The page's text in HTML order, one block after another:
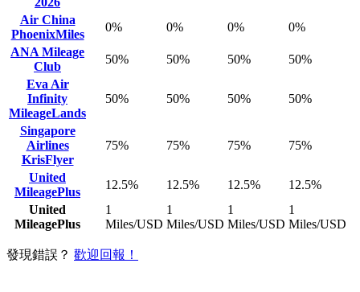
Air China
PhoenixMiles
0% 0% 0%
0%
ANA Mileage
Club
50% 50% 50%
50%
Eva Air
Infinity
MileageLands
50% 50% 50% 50%
Singapore
Airlines
KrisFlyer
75% 75% 75% 75%
United
MileagePlus
12.5% 12.5% 12.5%
12.5%
United
MileagePlus
1
Miles/USD
1
Miles/USD
1
Miles/USD
1
Miles/USD
發現錯誤？ 歡迎回報！